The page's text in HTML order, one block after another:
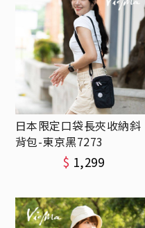
日本限定口袋長夾收納斜
背包-東京黑7273
$ 1,299